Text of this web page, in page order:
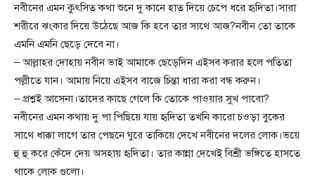
নবীনের এমন কুৎসিত কথা শুনে দু কানে হাত দিয়ে চেপে ধরে হৃদিতা।সারা
শরীরে ঝংকার দিয়ে উঠেছে আজ কি হবে তার সাথে আজ?নবীন তো তাকে
এমনি এমনি ছেড়ে দেবে না।
– আল্লাহর দোহায় নবীন ভাই আমাকে ছেড়েদিন এইসব করার হলে পতিতা
পল্লীতে যান। আমায় নিয়ে এইসব বাজে চিন্তা ধারা করা বন্ধ করুন।
– প্রশ্নই আসেনা।তাদের কাছে গেলে কি তোকে পাওয়ার সুখ পাবো?
নবীনের এমন কথায় দু পা পিছিয়ে যায় হৃদিতা তখনি কারো চওড়া বুকের
সাথে ধাক্কা লাগে তার পেছনে ঘুরে তাকিয়ে দেখে নবীনের দলের লোক।ভয়ে
হু হু করে কেঁদে দেয় অসহায় হৃদিতা। তার কান্না দেখেই বিশ্রী ভঙ্গিতে হাসতে
থাকে লোক গুলো।